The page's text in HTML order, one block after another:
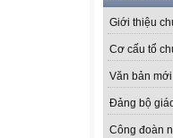
Giới thiệu
Cơ cấu tổ
Văn bản mới
Đảng bộ
Công đoàn